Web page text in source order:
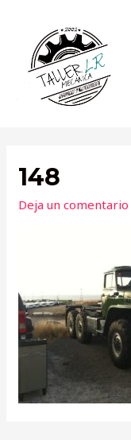
contenido
148
Deja un comentario